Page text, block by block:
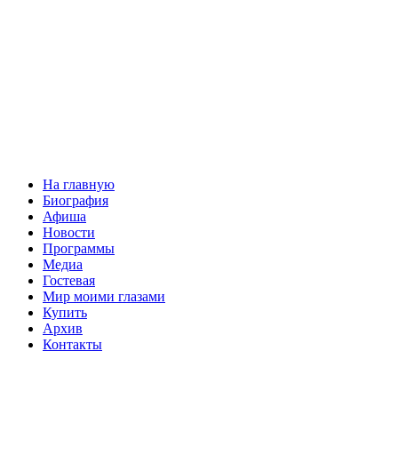
На главную
Биография
Афиша
Новости
Программы
Медиа
Гостевая
Мир моими глазами
Купить
Архив
Контакты